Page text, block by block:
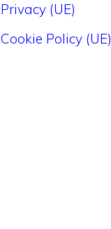
Privacy (UE)
Cookie Policy (UE)